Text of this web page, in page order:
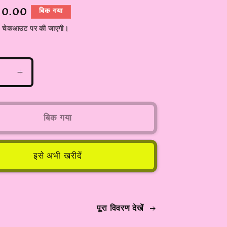
बिक गया
पर की जाएगी।
पीस
MI2
कीपैड
मोबाइल
मैजिक
वॉयस
सिस्टम
की
बिक गया
इसे अभी खरीदें
पूरा विवरण देखें